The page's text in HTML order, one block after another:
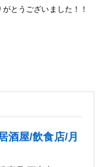
とうございました！！
酒屋/飲食店/月